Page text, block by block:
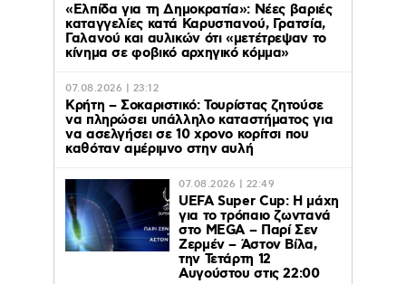
«Ελπίδα για τη Δημοκρατία»: Νέες βαριές
καταγγελίες κατά Καρυστιανού, Γρατσία,
Γαλανού και αυλικών ότι «μετέτρεψαν το
κίνημα σε φοβικό αρχηγικό κόμμα»
07.08.2026 | 23:12
Κρήτη – Σοκαριστικό: Τουρίστας ζητούσε
να πληρώσει υπάλληλο καταστήματος για
να ασελγήσει σε 10 χρονο κορίτσι που
καθόταν αμέριμνο στην αυλή
07.08.2026 | 22:49
UEFA Super Cup: Η μάχη
για το τρόπαιο ζωντανά
στο MEGA – Παρί Σεν
Ζερμέν – Άστον Βίλα,
την Τετάρτη 12
Αυγούστου στις 22:00